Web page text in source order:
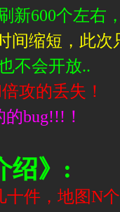
新600个左右
缩短，此次
不会开放..
攻的丢失！
bug!!!！
绍》:
件，地图N个